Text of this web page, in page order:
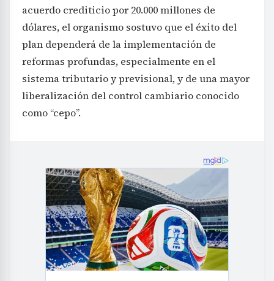
acuerdo crediticio por 20.000 millones de
dólares, el organismo sostuvo que el éxito del
plan dependerá de la implementación de
reformas profundas, especialmente en el
sistema tributario y previsional, y de una mayor
liberalización del control cambiario conocido
como “cepo”.